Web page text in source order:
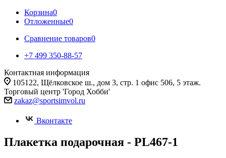
Корзина0
Отложенные0
Сравнение товаров0
+7 499 350-88-57
Контактная информация
105122, Щёлковское ш., дом 3, стр. 1 офис 506, 5 этаж.
Торговый центр 'Город Хобби'
zakaz@sportsimvol.ru
Вконтакте
Плакетка подарочная - PL467-1